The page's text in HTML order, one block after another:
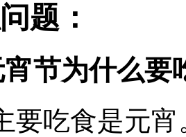
题：
节为什么要
要吃食是元宵